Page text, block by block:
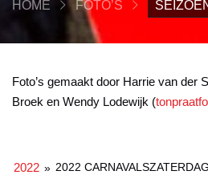
HOME FOTO’S
Foto’s gemaakt door Harrie van der
Broek en Wendy Lodewijk (
2022 » 2022 CARNAVALSZATERDAG